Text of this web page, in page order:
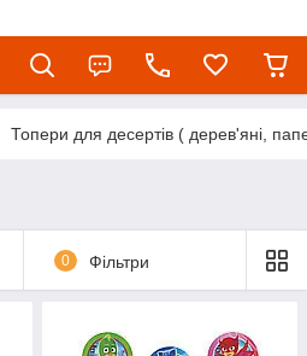
Топери для десертів ( дерев'яні,
0 Фільтри